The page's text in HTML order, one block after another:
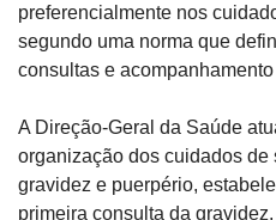
preferencialmente nos
segundo uma norma que
consultas e
A Direção-Geral da Saúde
organização dos cuidados de
gravidez e puerpério,
primeira consulta da